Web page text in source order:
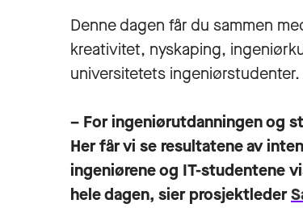
Denne dagen får du sammen
kreativitet, nyskaping,
universitetets ingeniørstudenter.
– For ingeniørutdanningen og
Her får vi se resultatene av
ingeniørene og IT-studentene
hele dagen, sier prosjektleder